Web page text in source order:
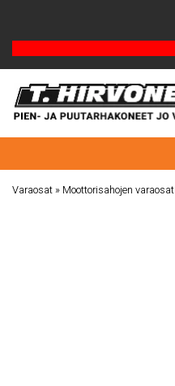
Varaosat » Moottorisahojen varaosat